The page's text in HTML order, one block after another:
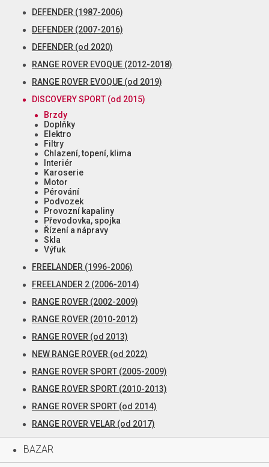
DEFENDER (1987-2006)
DEFENDER (2007-2016)
DEFENDER (od 2020)
RANGE ROVER EVOQUE (2012-2018)
RANGE ROVER EVOQUE (od 2019)
DISCOVERY SPORT (od 2015)
Brzdy
Doplňky
Elektro
Filtry
Chlazení, topení, klima
Interiér
Karoserie
Motor
Pérování
Podvozek
Provozní kapaliny
Převodovka, spojka
Řízení a nápravy
Skla
Výfuk
FREELANDER (1996-2006)
FREELANDER 2 (2006-2014)
RANGE ROVER (2002-2009)
RANGE ROVER (2010-2012)
RANGE ROVER (od 2013)
NEW RANGE ROVER (od 2022)
RANGE ROVER SPORT (2005-2009)
RANGE ROVER SPORT (2010-2013)
RANGE ROVER SPORT (od 2014)
RANGE ROVER VELAR (od 2017)
BAZAR